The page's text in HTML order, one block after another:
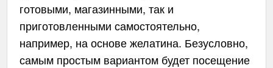
готовыми, магазинными, так и
приготовленными самостоятельно,
например, на основе желатина. Безусловно,
самым простым вариантом будет посещение